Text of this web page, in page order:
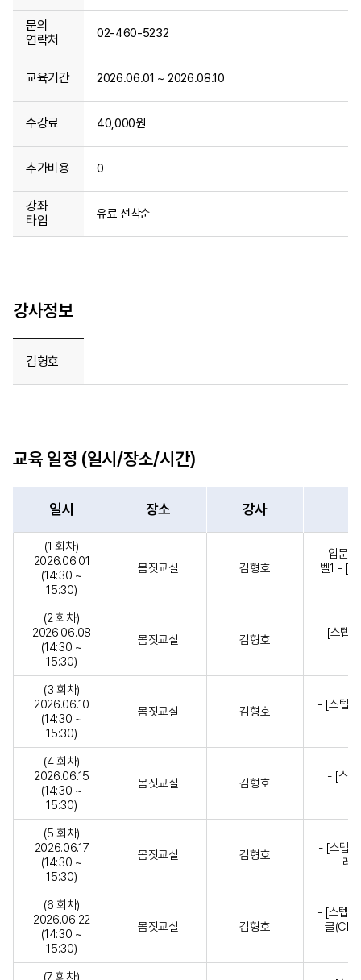
문의
연락처
02-460-5232
교육기간 2026.06.01 ~ 2026.08.10
수강료 40,000원
추가비용 0
강좌
타입
유료 선착순
강사정보
김형호
교육 일정 (일시/장소/시간)
일시 장소 강사
(1 회차)
2026.06.01
(14:30 ~
15:30)
몸짓교실 김형호
- 입문+
벨1 - [
(2 회차)
2026.06.08
(14:30 ~
15:30)
몸짓교실 김형호 - [스텝
(3 회차)
2026.06.10
(14:30 ~
15:30)
몸짓교실 김형호 - [스텝
(4 회차)
2026.06.15
(14:30 ~
15:30)
몸짓교실 김형호 - [스
(5 회차)
2026.06.17
(14:30 ~
15:30)
몸짓교실 김형호
- [스텝
레
(6 회차)
2026.06.22
(14:30 ~
15:30)
몸짓교실 김형호
- [스텝
글
(7 회차)